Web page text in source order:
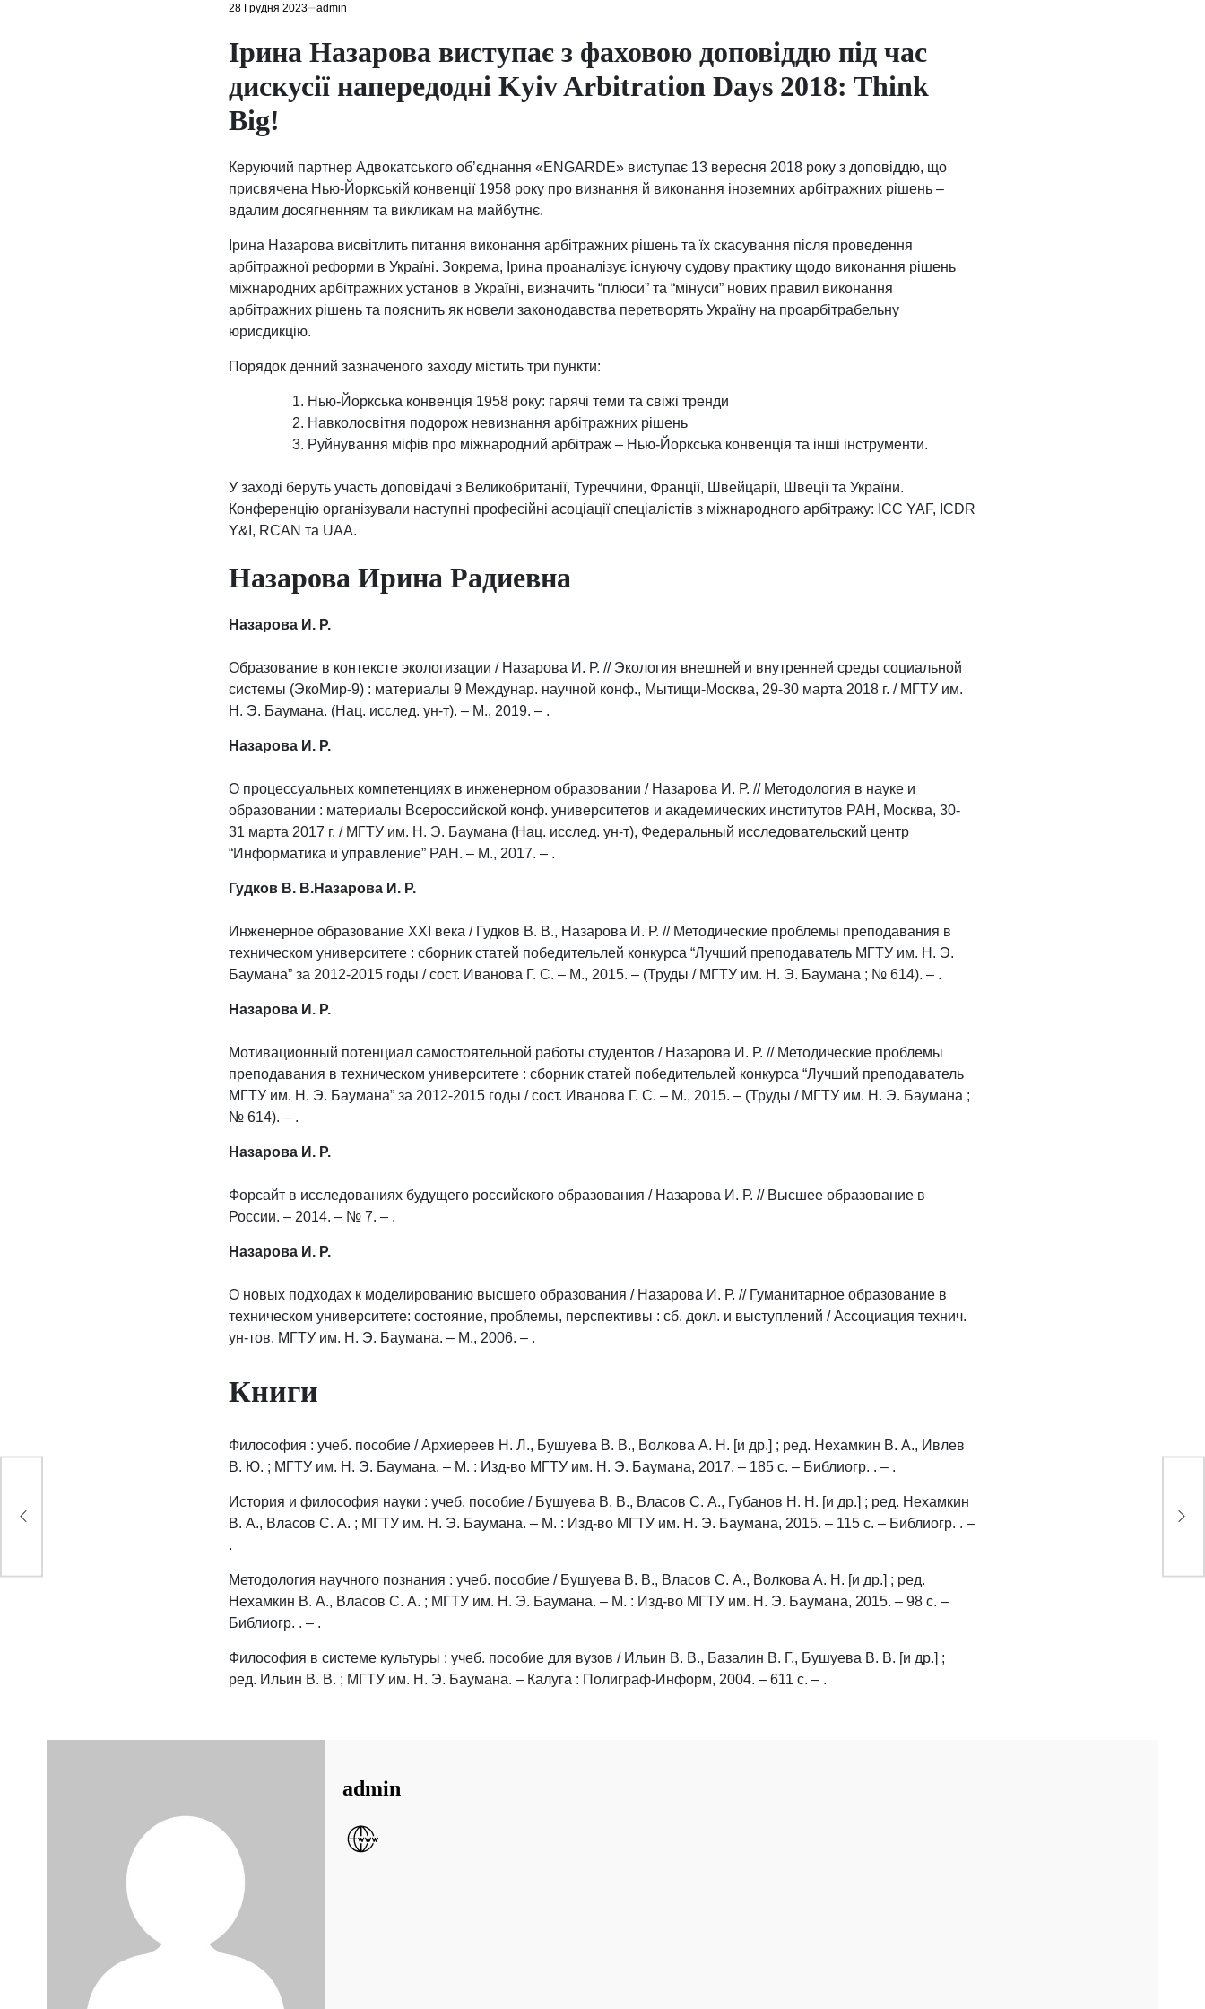
28 Грудня 2023 admin
Ірина Назарова виступає з фаховою доповіддю під час
дискусії напередодні Kyiv Arbitration Days 2018: Think
Big!
Керуючий партнер Адвокатського об’єднання «ENGARDE» виступає 13 вересня 2018 року з доповіддю, що
присвячена Нью-Йоркській конвенції 1958 року про визнання й виконання іноземних арбітражних рішень –
вдалим досягненням та викликам на майбутнє.
Ірина Назарова висвітлить питання виконання арбітражних рішень та їх скасування після проведення
арбітражної реформи в Україні. Зокрема, Ірина проаналізує існуючу судову практику щодо виконання рішень
міжнародних арбітражних установ в Україні, визначить “плюси” та “мінуси” нових правил виконання
арбітражних рішень та пояснить як новели законодавства перетворять Україну на проарбітрабельну
юрисдикцію.
Порядок денний зазначеного заходу містить три пункти:
Нью-Йоркська конвенція 1958 року: гарячі теми та свіжі тренди
Навколосвітня подорож невизнання арбітражних рішень
Руйнування міфів про міжнародний арбітраж – Нью-Йоркська конвенція та інші інструменти.
У заході беруть участь доповідачі з Великобританії, Туреччини, Франції, Швейцарії, Швеції та України.
Конференцію організували наступні професійні асоціації спеціалістів з міжнародного арбітражу: ICC YAF, ICDR
Y&I, RCAN та UAA.
Назарова Ирина Радиевна
Назарова И. Р.
Образование в контексте экологизации / Назарова И. Р. // Экология внешней и внутренней среды социальной
системы (ЭкоМир-9) : материалы 9 Междунар. научной конф., Мытищи-Москва, 29-30 марта 2018 г. / МГТУ им.
Н. Э. Баумана. (Нац. исслед. ун-т). – М., 2019. – .
Назарова И. Р.
О процессуальных компетенциях в инженерном образовании / Назарова И. Р. // Методология в науке и
образовании : материалы Всероссийской конф. университетов и академических институтов РАН, Москва, 30-
31 марта 2017 г. / МГТУ им. Н. Э. Баумана (Нац. исслед. ун-т), Федеральный исследовательский центр
“Информатика и управление” РАН. – М., 2017. – .
Гудков В. В.Назарова И. Р.
Инженерное образование XXI века / Гудков В. В., Назарова И. Р. // Методические проблемы преподавания в
техническом университете : сборник статей победительлей конкурса “Лучший преподаватель МГТУ им. Н. Э.
Баумана” за 2012-2015 годы / сост. Иванова Г. С. – М., 2015. – (Труды / МГТУ им. Н. Э. Баумана ; № 614). – .
Назарова И. Р.
Мотивационный потенциал самостоятельной работы студентов / Назарова И. Р. // Методические проблемы
преподавания в техническом университете : сборник статей победительлей конкурса “Лучший преподаватель
МГТУ им. Н. Э. Баумана” за 2012-2015 годы / сост. Иванова Г. С. – М., 2015. – (Труды / МГТУ им. Н. Э. Баумана ;
№ 614). – .
Назарова И. Р.
Форсайт в исследованиях будущего российского образования / Назарова И. Р. // Высшее образование в
России. – 2014. – № 7. – .
Назарова И. Р.
О новых подходах к моделированию высшего образования / Назарова И. Р. // Гуманитарное образование в
техническом университете: состояние, проблемы, перспективы : сб. докл. и выступлений / Ассоциация технич.
ун-тов, МГТУ им. Н. Э. Баумана. – М., 2006. – .
Книги
Философия : учеб. пособие / Архиереев Н. Л., Бушуева В. В., Волкова А. Н. [и др.] ; ред. Нехамкин В. А., Ивлев
В. Ю. ; МГТУ им. Н. Э. Баумана. – М. : Изд-во МГТУ им. Н. Э. Баумана, 2017. – 185 с. – Библиогр. . – .
История и философия науки : учеб. пособие / Бушуева В. В., Власов С. А., Губанов Н. Н. [и др.] ; ред. Нехамкин
В. А., Власов С. А. ; МГТУ им. Н. Э. Баумана. – М. : Изд-во МГТУ им. Н. Э. Баумана, 2015. – 115 с. – Библиогр. . –
.
Методология научного познания : учеб. пособие / Бушуева В. В., Власов С. А., Волкова А. Н. [и др.] ; ред.
Нехамкин В. А., Власов С. А. ; МГТУ им. Н. Э. Баумана. – М. : Изд-во МГТУ им. Н. Э. Баумана, 2015. – 98 с. –
Библиогр. . – .
Философия в системе культуры : учеб. пособие для вузов / Ильин В. В., Базалин В. Г., Бушуева В. В. [и др.] ;
ред. Ильин В. В. ; МГТУ им. Н. Э. Баумана. – Калуга : Полиграф-Информ, 2004. – 611 с. – .
admin